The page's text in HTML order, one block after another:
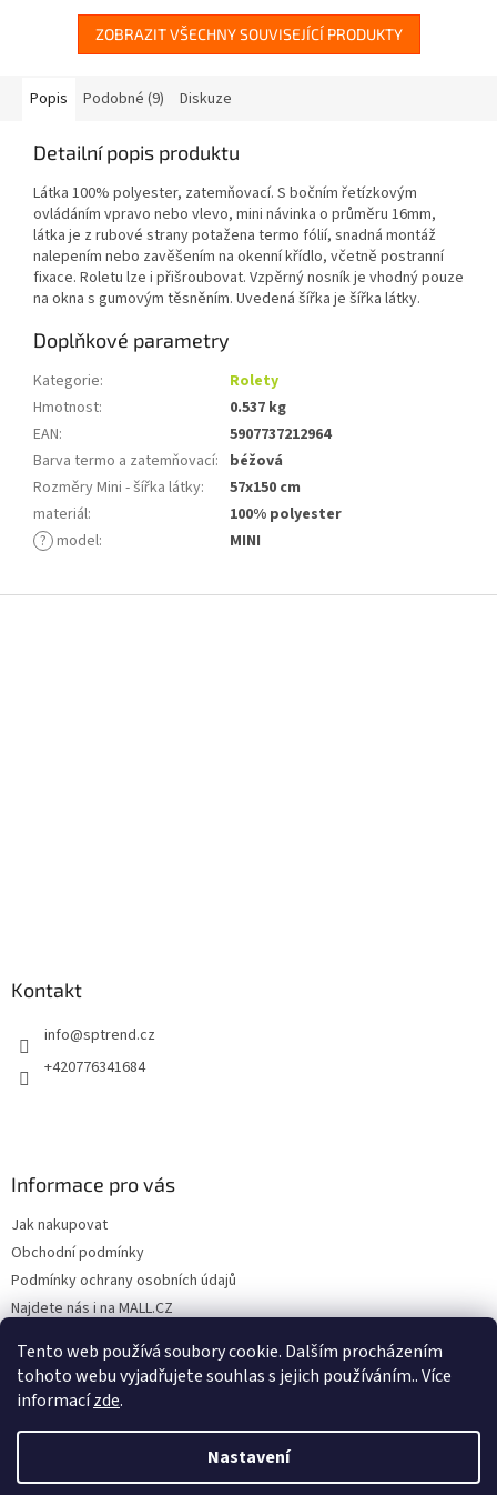
Tento web používá soubory cookie. Dalším procházením
tohoto webu vyjadřujete souhlas s jejich používáním.. Více
informacízde.
Nastavení
fólií, snadná montáž...
fólií, snadná montáž...
ZOBRAZIT VŠECHNY SOUVISEJÍCÍ PRODUKTY
Popis Podobné (9) Diskuze
Detailní popis produktu
Látka 100% polyester, zatemňovací. S bočním řetízkovým
ovládáním vpravo nebo vlevo, mini návinka o průměru 16mm,
látka je z rubové strany potažena termo fólií, snadná montáž
nalepením nebo zavěšením na okenní křídlo, včetně postranní
fixace. Roletu lze i přišroubovat. Vzpěrný nosník je vhodný pouze
na okna s gumovým těsněním. Uvedená šířka je šířka látky.
Doplňkové parametry
Kategorie:
Rolety
Hmotnost:
0.537 kg
EAN:
5907737212964
Barva termo a zatemňovací: béžová
Rozměry Mini - šířka látky:
57x150 cm
materiál:
100% polyester
? model: MINI
Kontakt
info@sptrend.cz
+420776341684
Informace pro vás
Jak nakupovat
Obchodní podmínky
Podmínky ochrany osobních údajů
Najdete nás i na MALL.CZ
Formulář pro uplatnění reklamace
Vytvořil Shoptet